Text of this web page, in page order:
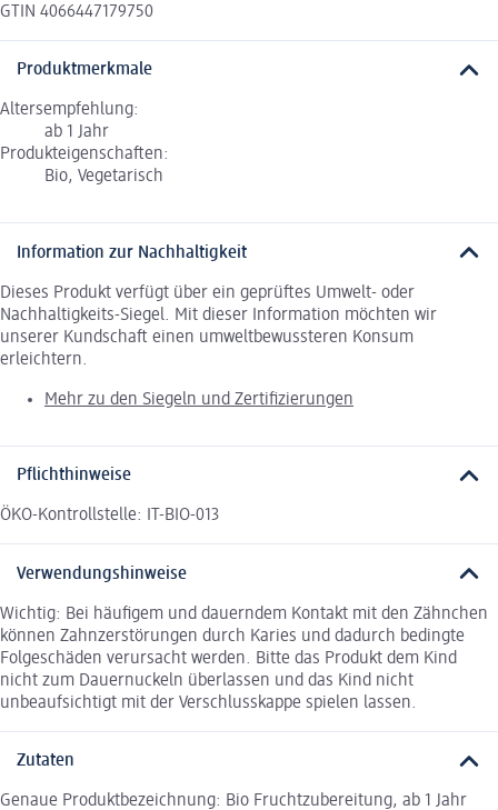
GTIN 4066447179750
Produktmerkmale
Altersempfehlung:
ab 1 Jahr
Produkteigenschaften:
Bio, Vegetarisch
Information zur Nachhaltigkeit
Dieses Produkt verfügt über ein geprüftes Umwelt- oder
Nachhaltigkeits-Siegel. Mit dieser Information möchten wir
unserer Kundschaft einen umweltbewussteren Konsum
erleichtern.
Mehr zu den Siegeln und Zertifizierungen
Pflichthinweise
ÖKO-Kontrollstelle: IT-BIO-013
Verwendungshinweise
Wichtig: Bei häufigem und dauerndem Kontakt mit den Zähnchen
können Zahnzerstörungen durch Karies und dadurch bedingte
Folgeschäden verursacht werden. Bitte das Produkt dem Kind
nicht zum Dauernuckeln überlassen und das Kind nicht
unbeaufsichtigt mit der Verschlusskappe spielen lassen.
Zutaten
Genaue Produktbezeichnung: Bio Fruchtzubereitung, ab 1 Jahr